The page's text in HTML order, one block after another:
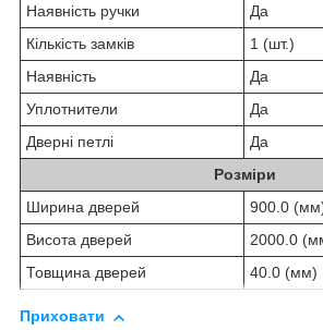
Наявність ручки
Да
Кількість замків
1 (шт.)
Наявність
Да
Уплотнители
Да
Дверні петлі
Да
Розміри
Ширина дверей
900.0
Висота дверей
2000.0
Товщина дверей
40.0 (мм)
Приховати